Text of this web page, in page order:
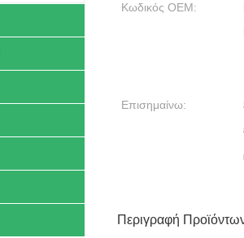
Κωδικός OEM:
Επισημαίνω:
Περιγραφή